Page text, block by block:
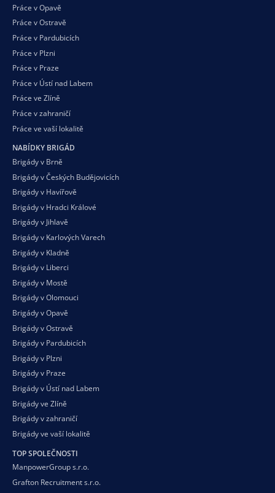
Práce v Opavě
Práce v Ostravě
Práce v Pardubicích
Práce v Plzni
Práce v Praze
Práce v Ústí nad Labem
Práce ve Zlíně
Práce v zahraničí
Práce ve vaší lokalitě
NABÍDKY BRIGÁD
Brigády v Brně
Brigády v Českých Budějovicích
Brigády v Havířově
Brigády v Hradci Králové
Brigády v Jihlavě
Brigády v Karlových Varech
Brigády v Kladně
Brigády v Liberci
Brigády v Mostě
Brigády v Olomouci
Brigády v Opavě
Brigády v Ostravě
Brigády v Pardubicích
Brigády v Plzni
Brigády v Praze
Brigády v Ústí nad Labem
Brigády ve Zlíně
Brigády v zahraničí
Brigády ve vaší lokalitě
TOP SPOLEČNOSTI
ManpowerGroup s.r.o.
Grafton Recruitment s.r.o.